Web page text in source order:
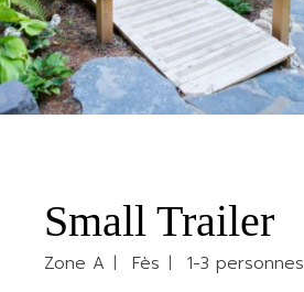
Small Trailer
Zone A Fès 1-3 personnes